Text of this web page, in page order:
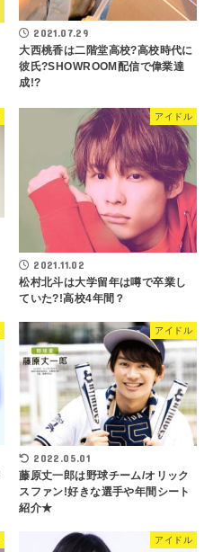
2021.07.29
大西桃香は二階堂高校?高校時代に
彼氏?SHOWROOM配信で偉業達
成!?
アイドル
2021.11.02
松村北斗は大学留年は噂で卒業し
ていた?!高校4年間？
アイドル
2022.05.01
藤原丈一郎は野球チーム/オリック
スファン!好きな選手や年間シート
紹介★
アイドル